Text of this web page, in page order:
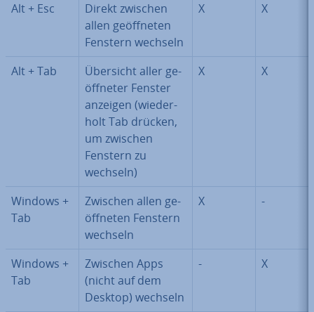
Alt + Esc
Direkt zwischen
allen ge­öff­ne­ten
Fenstern wechseln
X X
Alt + Tab
Übersicht aller ge­
öff­ne­ter Fenster
anzeigen (wie­der­
holt Tab drücken,
um zwischen
Fenstern zu
wechseln)
X X
Windows +
Tab
Zwischen allen ge­
öff­ne­ten Fenstern
wechseln
X -
Windows +
Tab
Zwischen Apps
(nicht auf dem
Desktop) wechseln
- X